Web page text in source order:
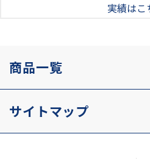
実績はこ
商品一覧
サイトマップ